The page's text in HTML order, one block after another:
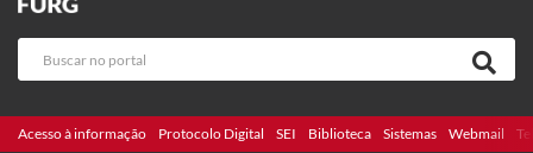
Acesso à informação Protocolo Digital SEI Biblioteca Sistemas Webmail